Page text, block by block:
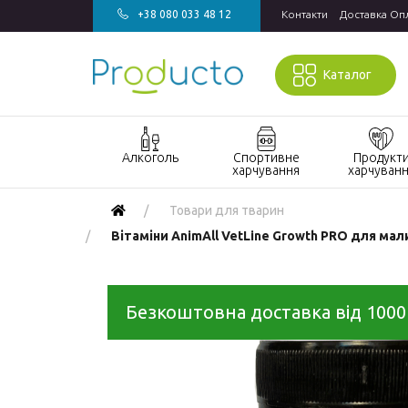
+38 080 033 48 12 Контакти Доставка
Каталог
Алкоголь
Акції алкоголь
Виски
Коньяк і бренді
Спортивне
харчування
харчування
Протеїн
Протеїнові
Продукти
Продукти
швидкого
приготування
Макаронні
Товари для тварин
Вітаміни AnimAll VetLine Growth PRO для
Безкоштовна доставка від